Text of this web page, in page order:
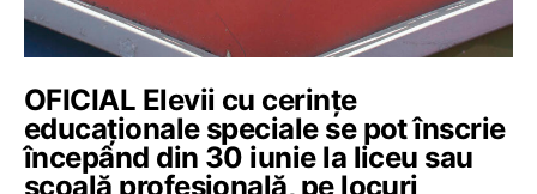
OFICIAL Elevii cu cerințe
educaționale speciale se pot înscrie
începând din 30 iunie la liceu sau
școală profesională, pe locuri